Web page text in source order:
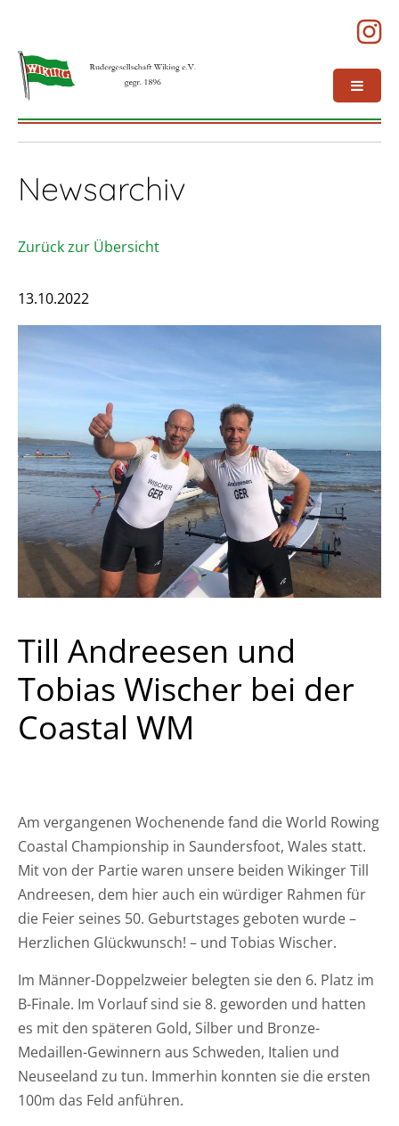
Newsarchiv
Zurück zur Übersicht
13.10.2022
Till Andreesen und
Tobias Wischer bei der
Coastal WM
Am vergangenen Wochenende fand die World Rowing
Coastal Championship in Saundersfoot, Wales statt.
Mit von der Partie waren unsere beiden Wikinger Till
Andreesen, dem hier auch ein würdiger Rahmen für
die Feier seines 50. Geburtstages geboten wurde –
Herzlichen Glückwunsch! – und Tobias Wischer.
Im Männer-Doppelzweier belegten sie den 6. Platz im
B-Finale. Im Vorlauf sind sie 8. geworden und hatten
es mit den späteren Gold, Silber und Bronze-
Medaillen-Gewinnern aus Schweden, Italien und
Neuseeland zu tun. Immerhin konnten sie die ersten
100m das Feld anführen.